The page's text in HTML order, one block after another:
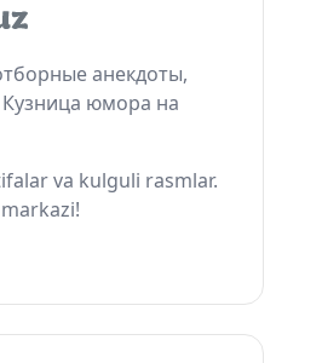
анекдоты,
юмора на
va kulguli rasmlar.